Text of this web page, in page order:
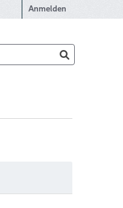
Anmelden